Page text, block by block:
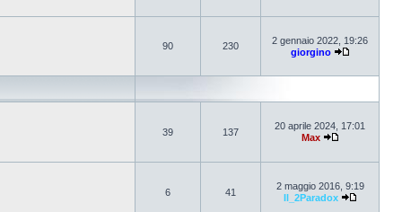
90 230
2 gennaio 2022, 19:26
giorgino
39 137
20 aprile 2024, 17:01
Max
6 41
2 maggio 2016, 9:19
Il_2Paradox